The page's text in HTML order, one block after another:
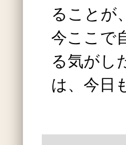
ることが、
今ここで
る気がし
は、今日